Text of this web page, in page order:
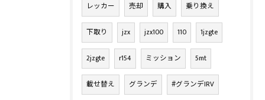
レッカー 売却 購入 乗り換え
下取り jzx jzx100 110 1jzgte
2jzgte r154 ミッション 5mt
載せ替え グランデ #グランデIRV